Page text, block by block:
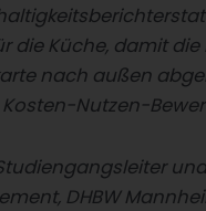
die Küche, damit
nach außen
Nutzen-­
DHBW